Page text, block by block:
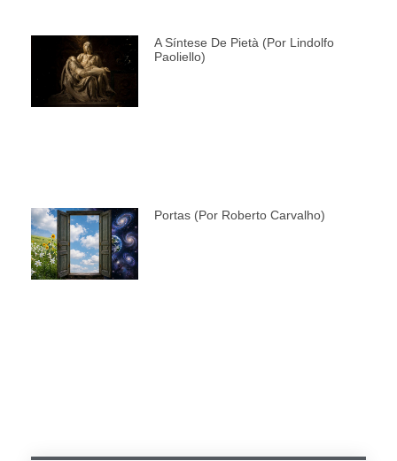
A Síntese De Pietà (por Lindolfo
Paoliello)
Portas (por Roberto Carvalho)